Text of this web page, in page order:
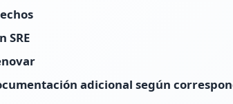
SRE
adicional según